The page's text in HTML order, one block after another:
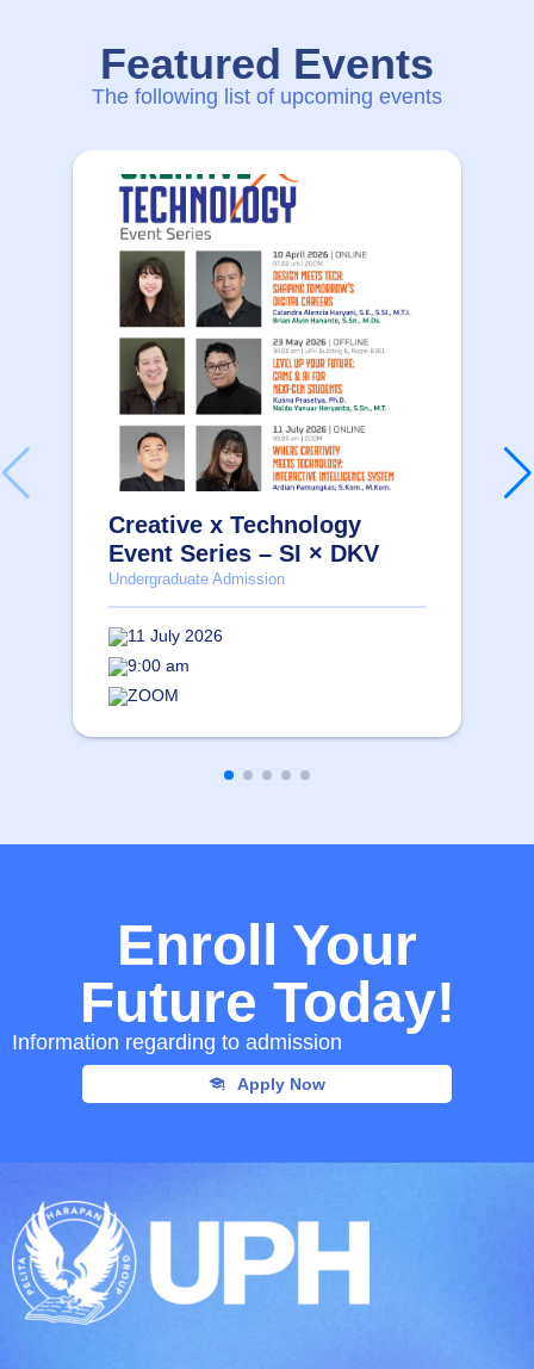
Featured Events
The following list of upcoming events
Creative x Technology
Event Series – SI × DKV
Undergraduate Admission
11 July 2026
9:00 am
ZOOM
Enroll Your
Future Today!
Information regarding to admission
Apply Now